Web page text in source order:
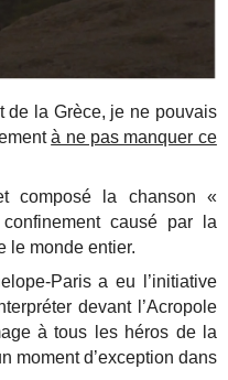
de la Grèce, je ne pouvais
à ne pas manquer ce
composé la chanson «
causé par la
le monde entier.
Paris a eu l’initiative
devant l’Acropole
à tous les héros de la
moment d’exception dans